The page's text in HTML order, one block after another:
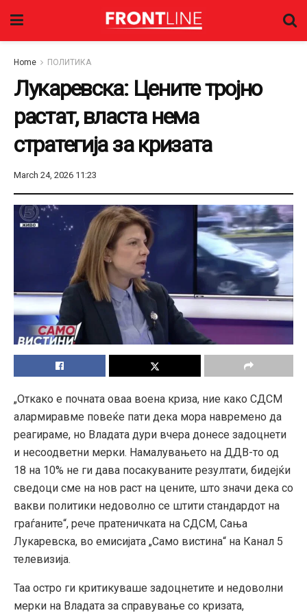
Home ПОЛИТИКА
Лукаревска: Цените тројно
растат, власта нема
стратегија за кризата
March 24, 2026 11:23
„Откако е почната оваа воена криза, ние како СДСМ
алармиравме повеќе пати дека мора навремено да
реагираме, но Владата дури вчера донесе задоцнети
и несоодветни мерки. Намалувањето на ДДВ-то од
18 на 10% не ги дава посакуваните резултати, бидејќи
сведоци сме на нов раст на цените, што значи дека со
вакви политики недоволно се штити стандардот на
граѓаните“, рече пратеничката на СДСМ, Сања
Лукаревска, во емисијата „Само вистина“ на Канал 5
телевизија.
Таа остро ги критикуваше задоцнетите и недоволни
мерки на Владата за справување со кризата,